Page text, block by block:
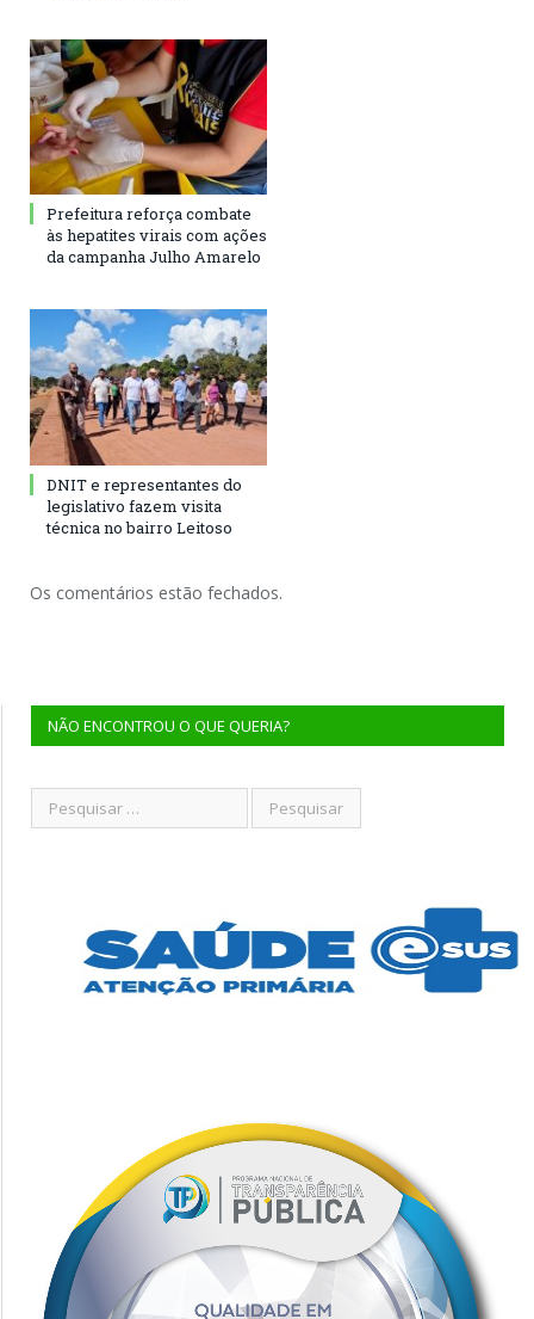
Prefeitura reforça combate
às hepatites virais com ações
da campanha Julho Amarelo
DNIT e representantes do
legislativo fazem visita
técnica no bairro Leitoso
Os comentários estão fechados.
NÃO ENCONTROU O QUE QUERIA?